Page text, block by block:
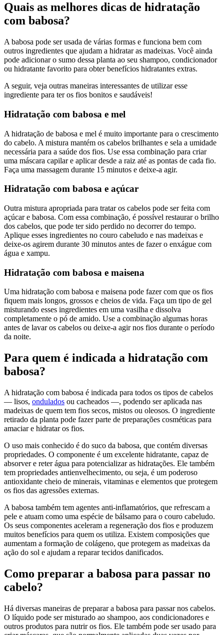
Quais as melhores dicas de hidratação
com babosa?
A babosa pode ser usada de várias formas e funciona bem com
outros ingredientes que ajudam a hidratar as madeixas. Você ainda
pode adicionar o sumo dessa planta ao seu shampoo, condicionador
ou hidratante favorito para obter benefícios hidratantes extras.
A seguir, veja outras maneiras interessantes de utilizar esse
ingrediente para ter os fios bonitos e saudáveis!
Hidratação com babosa e mel
A hidratação de babosa e mel é muito importante para o crescimento
do cabelo. A mistura mantém os cabelos brilhantes e sela a umidade
necessária para a saúde dos fios. Use essa combinação para criar
uma máscara capilar e aplicar desde a raiz até as pontas de cada fio.
Faça uma massagem durante 15 minutos e deixe-a agir.
Hidratação com babosa e açúcar
Outra mistura apropriada para tratar os cabelos pode ser feita com
açúcar e babosa. Com essa combinação, é possível restaurar o brilho
dos cabelos, que pode ter sido perdido no decorrer do tempo.
Aplique esses ingredientes no couro cabeludo e nas madeixas e
deixe-os agirem durante 30 minutos antes de fazer o enxágue com
água e xampu.
Hidratação com babosa e maisena
Uma hidratação com babosa e maisena pode fazer com que os fios
fiquem mais longos, grossos e cheios de vida. Faça um tipo de gel
misturando esses ingredientes em uma vasilha e dissolva
completamente o pó de amido. Use a combinação algumas horas
antes de lavar os cabelos ou deixe-a agir nos fios durante o período
da noite.
Para quem é indicada a hidratação com
babosa?
A hidratação com babosa é indicada para todos os tipos de cabelos
— lisos, ondulados ou cacheados —, podendo ser aplicada nas
madeixas de quem tem fios secos, mistos ou oleosos. O ingrediente
retirado da planta pode fazer parte de preparações cosméticas para
amaciar e hidratar os fios.
O uso mais conhecido é do suco da babosa, que contém diversas
propriedades. O componente é um excelente hidratante, capaz de
absorver e reter água para potencializar as hidratações. Ele também
tem propriedades antienvelhecimento, ou seja, é um poderoso
antioxidante cheio de minerais, vitaminas e elementos que protegem
os fios das agressões externas.
A babosa também tem agentes anti-inflamatórios, que refrescam a
pele e atuam como uma espécie de bálsamo para o couro cabeludo.
Os seus componentes aceleram a regeneração dos fios e produzem
muitos benefícios para quem os utiliza. Existem composições que
aumentam a formação de colágeno, que protegem as madeixas da
ação do sol e ajudam a reparar tecidos danificados.
Como preparar a babosa para passar no
cabelo?
Há diversas maneiras de preparar a babosa para passar nos cabelos.
O líquido pode ser misturado ao shampoo, aos condicionadores e
outros produtos para nutrir os fios. Ele também pode ser usado para